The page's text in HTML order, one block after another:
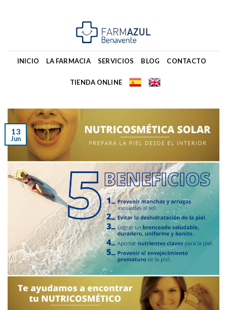
INICIO LA FARMACIA SERVICIOS BLOG CONTACTO
TIENDA ONLINE
13
Jun